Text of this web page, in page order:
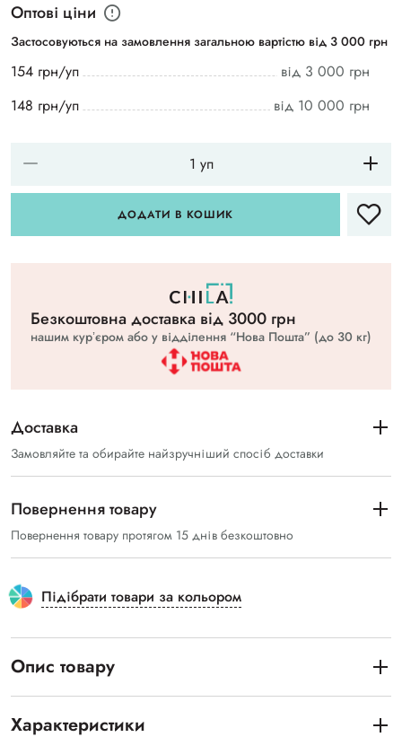
Оптові ціни
Застосовуються на замовлення загальною вартістю від 3 000 грн
154 грн/уп
від 3 000 грн
148 грн/уп
від 10 000 грн
ДОДАТИ В КОШИК
Безкоштовна доставка вiд 3000 грн
нашим курʼєром або у відділення “Нова Пошта” (до 30 кг)
Доставка
Замовляйте та обирайте найзручніший спосіб доставки
Повернення товару
Повернення товару протягом 15 днів безкоштовно
Підібрати товари за кольором
Опис товару
Характеристики